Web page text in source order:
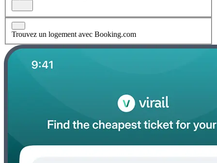
Trouvez un logement avec Booking.com